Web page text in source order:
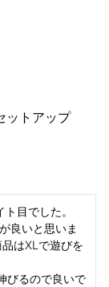
ットアップ
目でした。
良いと思いま
はXLで遊びを
びるので良いで